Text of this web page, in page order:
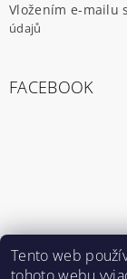
Vložením e-mailu
údajů
FACEBOOK
Tento web